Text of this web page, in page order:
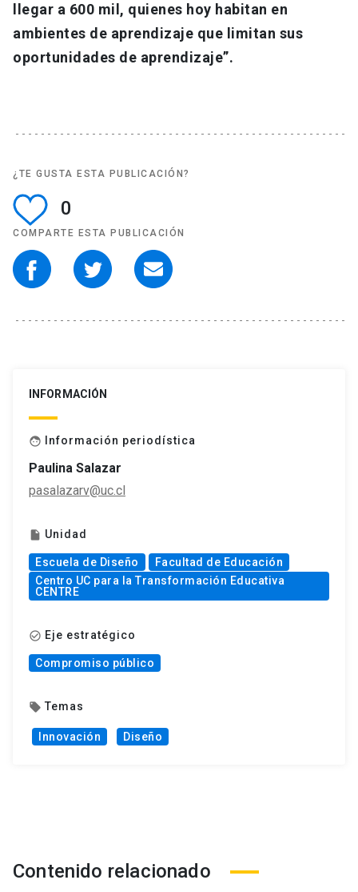
llegar a 600 mil, quienes hoy habitan en
ambientes de aprendizaje que limitan sus
oportunidades de aprendizaje”.
¿TE GUSTA ESTA PUBLICACIÓN?
0
COMPARTE ESTA PUBLICACIÓN
INFORMACIÓN
face Información periodística
Paulina Salazar
pasalazarv@uc.cl
insert_drive_file Unidad
Escuela de Diseño
Facultad de Educación
Centro UC para la Transformación Educativa
CENTRE
check_circle_outline Eje estratégico
Compromiso público
local_offer Temas
Innovación Diseño
Contenido relacionado